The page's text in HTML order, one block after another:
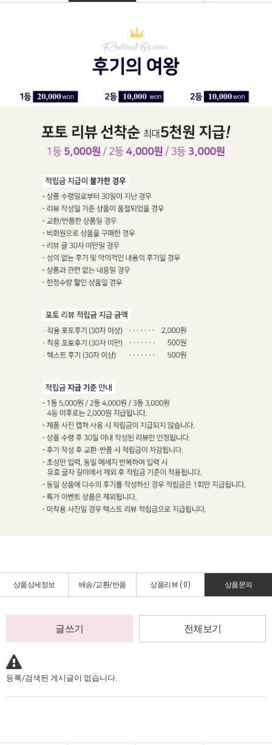
상품상세정보 배송/교환/반품 상품리뷰 ( 0) 상품문의
글쓰기 전체보기
등록/검색된 게시글이 없습니다.